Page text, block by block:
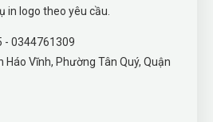
in logo theo yêu cầu.
- 0344761309
Háo Vĩnh, Phường Tân Quý, Quận